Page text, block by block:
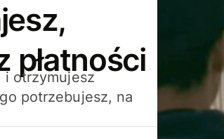
płatności
i otrzymujesz
potrzebujesz, na